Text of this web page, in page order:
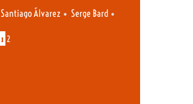
Santiago Álvarez • Serge Bard •
1 2